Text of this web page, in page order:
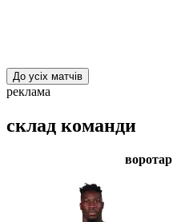
До усіх матчів
реклама
склад команди
воротар